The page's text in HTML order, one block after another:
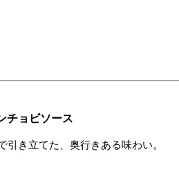
チョビソース
き立てた、奥行きある味わい。